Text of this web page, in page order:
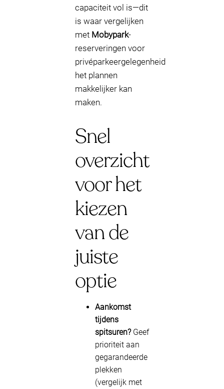
capaciteit vol is—dit
is waar vergelijken
met Mobypark-
reserveringen voor
privéparkeergelegenheid
het plannen
makkelijker kan
maken.
Snel
overzicht
voor het
kiezen
van de
juiste
optie
Aankomst
tijdens
spitsuren?Geef
prioriteit aan
gegarandeerde
plekken
(vergelijk met